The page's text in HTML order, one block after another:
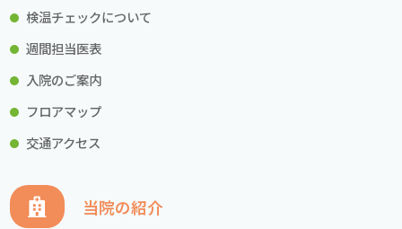
検温チェックについて
週間担当医表
入院のご案内
フロアマップ
交通アクセス
当院の紹介